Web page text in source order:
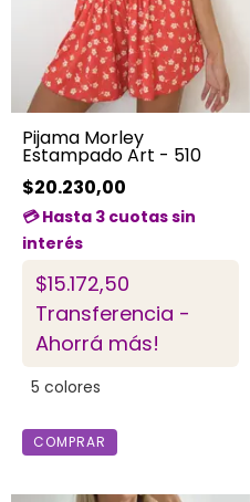
Pijama Morley
Estampado Art - 510
$20.230,00
$15.172,50
Transferencia -
Ahorrá más!
5 colores
COMPRAR